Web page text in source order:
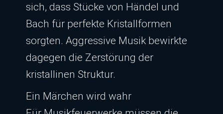
sich, dass Stücke von Händel und
Bach für perfekte Kristallformen
sorgten. Aggressive Musik bewirkte
dagegen die Zerstörung der
kristallinen Struktur.
Ein Märchen wird wahr